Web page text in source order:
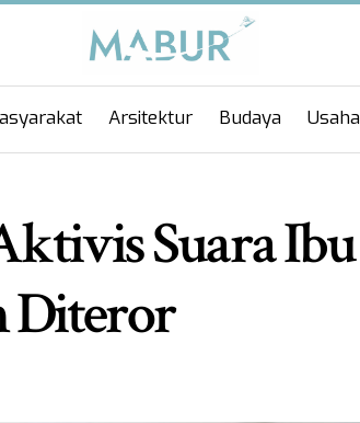
Arsitektur Budaya Usaha
Suara Ibu
Diteror